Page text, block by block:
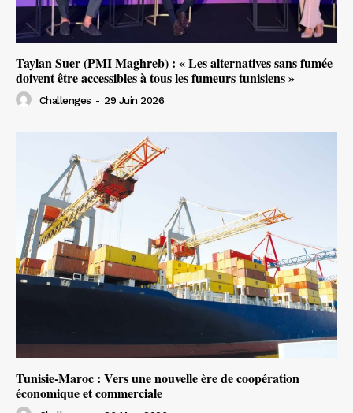
Taylan Suer (PMI Maghreb) : « Les alternatives sans fumée
doivent être accessibles à tous les fumeurs tunisiens »
Challenges - 29 Juin 2026
Tunisie-Maroc : Vers une nouvelle ère de coopération
économique et commerciale